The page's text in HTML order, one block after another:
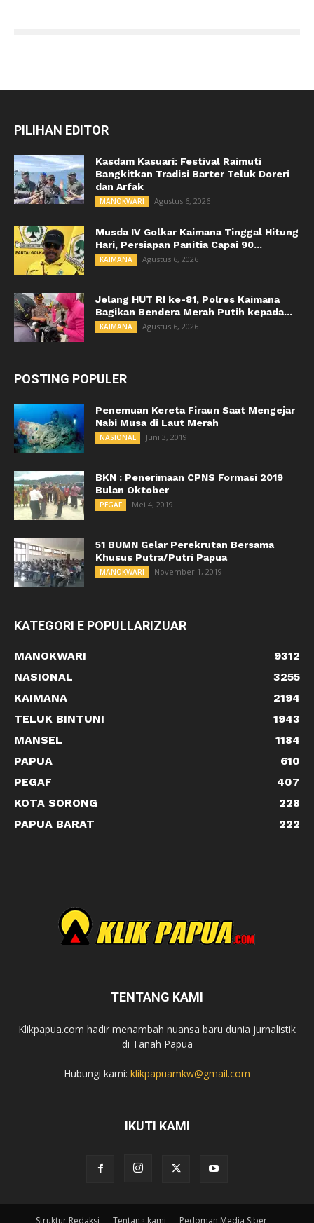
PILIHAN EDITOR
Kasdam Kasuari: Festival Raimuti
Bangkitkan Tradisi Barter Teluk Doreri
dan Arfak
MANOKWARI Agustus 6, 2026
Musda IV Golkar Kaimana Tinggal Hitung
Hari, Persiapan Panitia Capai 90...
KAIMANA Agustus 6, 2026
Jelang HUT RI ke-81, Polres Kaimana
Bagikan Bendera Merah Putih kepada...
KAIMANA Agustus 6, 2026
POSTING POPULER
Penemuan Kereta Firaun Saat Mengejar
Nabi Musa di Laut Merah
NASIONAL Juni 3, 2019
BKN : Penerimaan CPNS Formasi 2019
Bulan Oktober
PEGAF Mei 4, 2019
51 BUMN Gelar Perekrutan Bersama
Khusus Putra/Putri Papua
MANOKWARI November 1, 2019
KATEGORI E POPULLARIZUAR
MANOKWARI
9312
NASIONAL
3255
KAIMANA
2194
TELUK BINTUNI
1943
MANSEL
1184
PAPUA
610
PEGAF
407
KOTA SORONG
228
PAPUA BARAT
222
TENTANG KAMI
Klikpapua.com hadir menambah nuansa baru dunia jurnalistik
di Tanah Papua
Hubungi kami: klikpapuamkw@gmail.com
IKUTI KAMI